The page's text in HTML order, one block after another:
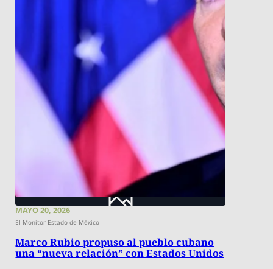
MAYO 20, 2026
El Monitor Estado de México
Marco Rubio propuso al pueblo cubano
una “nueva relación” con Estados Unidos